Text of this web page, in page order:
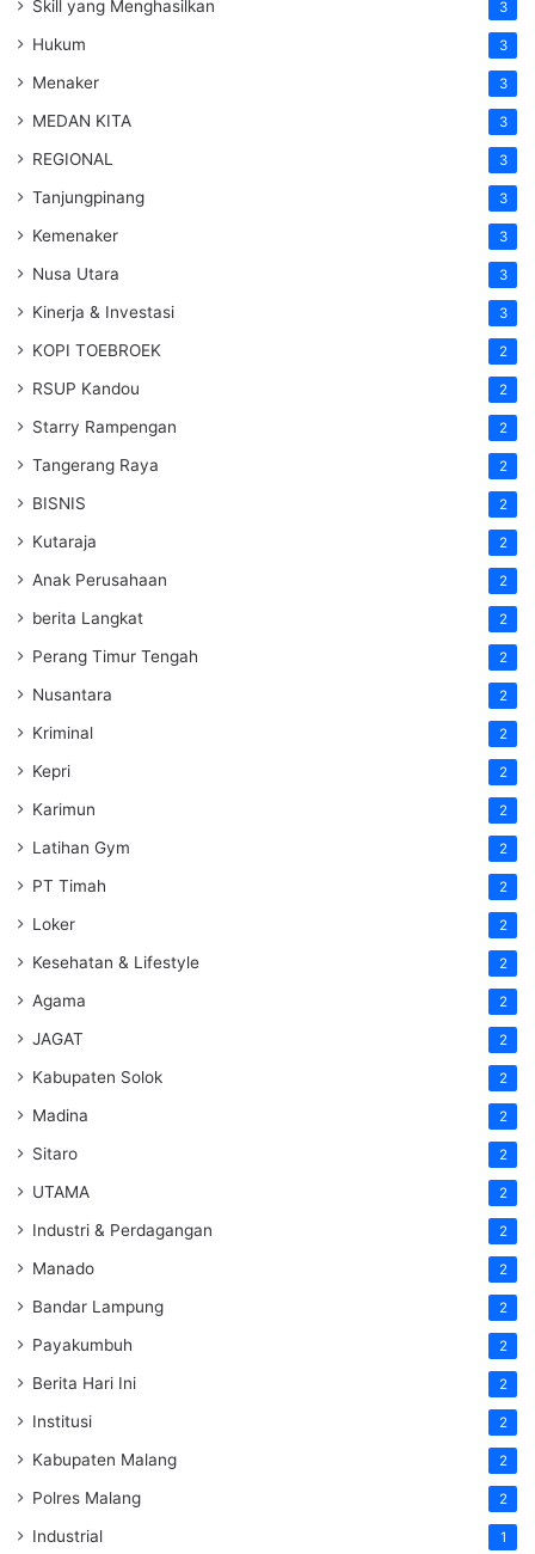
Skill yang Menghasilkan 3
Hukum 3
Menaker 3
MEDAN KITA 3
REGIONAL 3
Tanjungpinang 3
Kemenaker 3
Nusa Utara 3
Kinerja & Investasi 3
KOPI TOEBROEK 2
RSUP Kandou 2
Starry Rampengan 2
Tangerang Raya 2
BISNIS 2
Kutaraja 2
Anak Perusahaan 2
berita Langkat 2
Perang Timur Tengah 2
Nusantara 2
Kriminal 2
Kepri 2
Karimun 2
Latihan Gym 2
PT Timah 2
Loker 2
Kesehatan & Lifestyle 2
Agama 2
JAGAT 2
Kabupaten Solok 2
Madina 2
Sitaro 2
UTAMA 2
Industri & Perdagangan 2
Manado 2
Bandar Lampung 2
Payakumbuh 2
Berita Hari Ini 2
Institusi 2
Kabupaten Malang 2
Polres Malang 2
Industrial 1